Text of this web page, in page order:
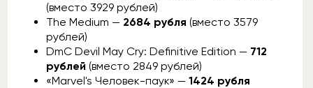
(вместо 3929 рублей)
The Medium — 2684 рубля (вместо 3579
рублей)
DmC Devil May Cry: Definitive Edition — 712
рублей (вместо 2849 рублей)
«Marvel's Человек-паук» — 1424 рубля